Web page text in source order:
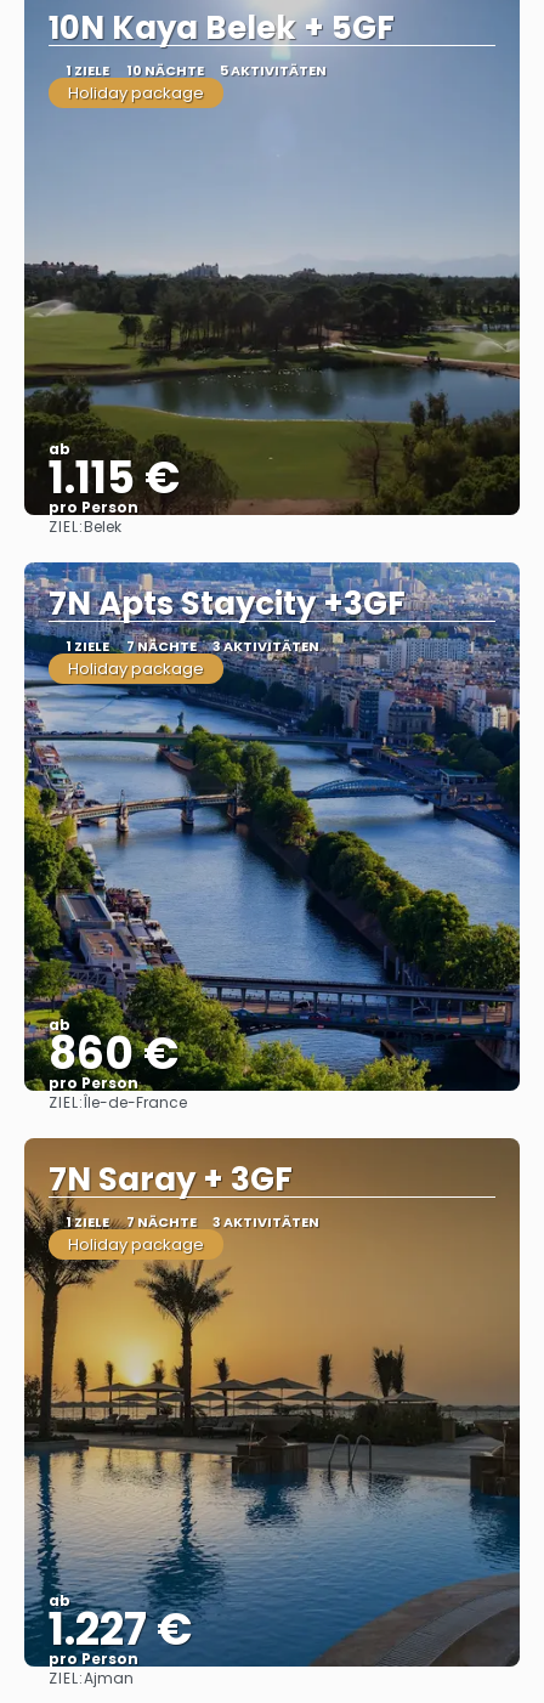
10N Kaya Belek + 5GF
1 ZIELE 10 NÄCHTE 5 AKTIVITÄTEN
Holiday package
ab
1.115 €
pro Person
ZIEL:Belek
7N Apts Staycity +3GF
1 ZIELE 7 NÄCHTE 3 AKTIVITÄTEN
Holiday package
ab
860 €
pro Person
ZIEL:Île-de-France
7N Saray + 3GF
1 ZIELE 7 NÄCHTE 3 AKTIVITÄTEN
Holiday package
ab
1.227 €
pro Person
ZIEL:Ajman